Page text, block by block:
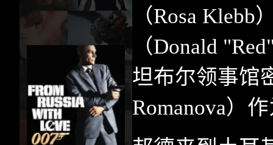
（Rosa Klebb
（Donald
坦布尔领事馆
Romanova）